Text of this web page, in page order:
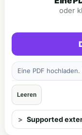
oder
Eine PDF
Leeren
Supported